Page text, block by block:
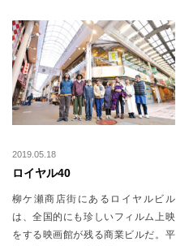
2019.05.18
ロイヤル40
柳ケ瀬商店街にあるロイヤルビル
は、全国的にも珍しいフィルム上映
をする映画館が残る商業ビルだ。平